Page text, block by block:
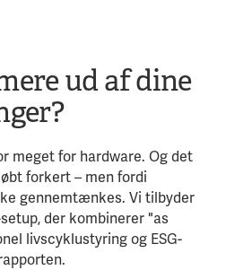
ud af dine
meget for hardware. Og det
forkert – men fordi
gennemtænkes. Vi tilbyder
der kombinerer "as
livscyklustyring og ESG-